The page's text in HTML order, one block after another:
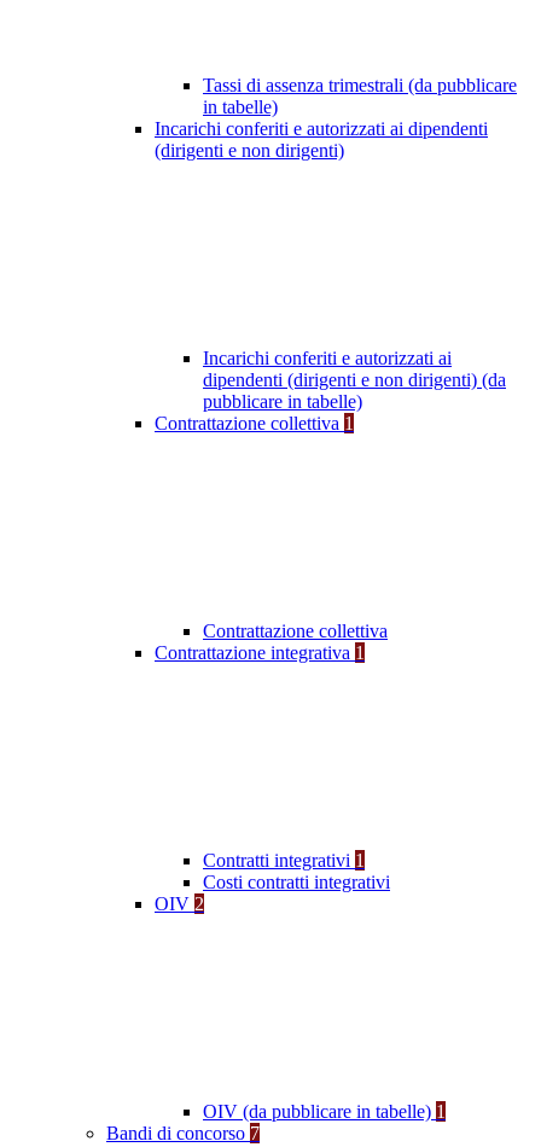
Tassi di assenza trimestrali (da pubblicare
in tabelle)
Incarichi conferiti e autorizzati ai dipendenti
(dirigenti e non dirigenti)
Incarichi conferiti e autorizzati ai
dipendenti (dirigenti e non dirigenti) (da
pubblicare in tabelle)
Contrattazione collettiva 1
Contrattazione collettiva
Contrattazione integrativa 1
Contratti integrativi 1
Costi contratti integrativi
OIV 2
OIV (da pubblicare in tabelle) 1
Bandi di concorso 7